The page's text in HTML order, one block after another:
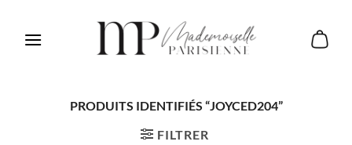
contenu
PRODUITS IDENTIFIÉS “JOYCED204”
FILTRER